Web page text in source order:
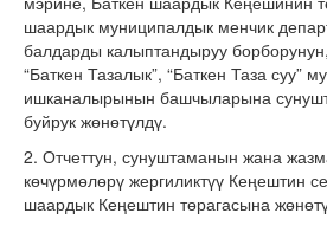
шаардык муниципалдык менчик
балдарды калыптандыруу борборунун,
“Баткен Тазалык”, “Баткен Таза суу”
ишканалырынын башчыларына
буйрук жөнөтүлдү.
2. Отчеттун, сунуштаманын жана
көчүрмөлөрү жергиликтүү Кеңештин
шаардык Кеңештин төрагасына